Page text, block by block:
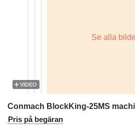
VIDEO
Pris på begäran